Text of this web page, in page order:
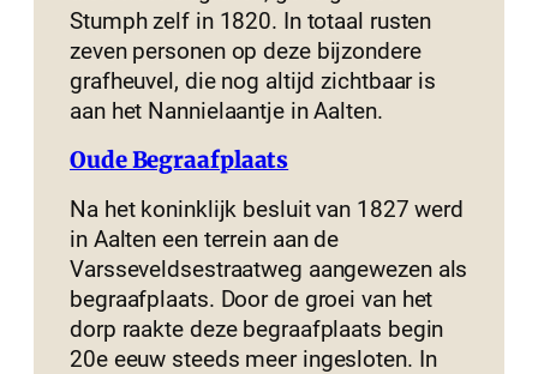
Stumph zelf in 1820. In totaal rusten
zeven personen op deze bijzondere
grafheuvel, die nog altijd zichtbaar is
aan het Nannielaantje in Aalten.
Oude Begraafplaats
Na het koninklijk besluit van 1827 werd
in Aalten een terrein aan de
Varsseveldsestraatweg aangewezen als
begraafplaats. Door de groei van het
dorp raakte deze begraafplaats begin
20e eeuw steeds meer ingesloten. In